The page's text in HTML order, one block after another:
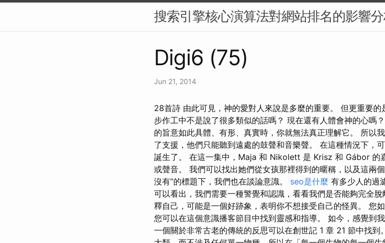
搜索引擎核心演算法對網站排名的影響
Digi6 (75)
Jun 21, 2014
28首詩 由此可見，神的愛對人來說是多麼的重要。 但更重要
步作工中不是說了很多類似的話嗎？ 現在還有人體會神的心嗎
的旨意如此具體、有形、真實時，你就無法真正理解它。 所以
了支援，他們只能聽到遠處的鼓聲和音樂聲。 在這種情況下，
誕生了。 在這一集中，Maja 和 Nikolett 是 Krisz 和 Gábor 的
或聲音。 我們可以找出她們從女孩那裡得到的暱稱，以及這兩
沒有”的標題下，我們也在談論意識。 seo是什麼 有多少人的過
可以看出，我們需要一種警覺和認識，看看我們是否能夠完全
釋自己，可能是一個好跡象，表明你不想接受自己的怪異。 您
您可以在這個意識播客節目中找到靈感和指導。 如今，感覺到
一個關於非常古老的傳統的反思可以在創世記 1 章 21 節中找